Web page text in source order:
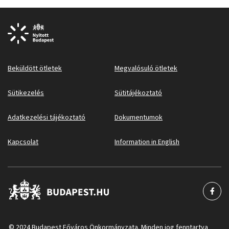
Beküldött ötletek Megvalósuló ötletek
Sütikezelés Sütitájékoztató
Adatkezelési tájékoztató Dokumentumok
Kapcsolat Information in English